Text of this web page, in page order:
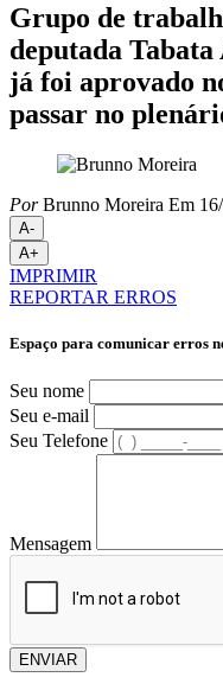
Grupo de
deputada
já foi aprovado
passar no
PorBrunno Moreira Em
A-
A+
IMPRIMIR
REPORTAR ERROS
Espaço para comunicar erros
Seu nome
Seu e-mail
Seu Telefone
Mensagem
ENVIAR